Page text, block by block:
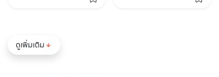
ดูเพิ่มเติม